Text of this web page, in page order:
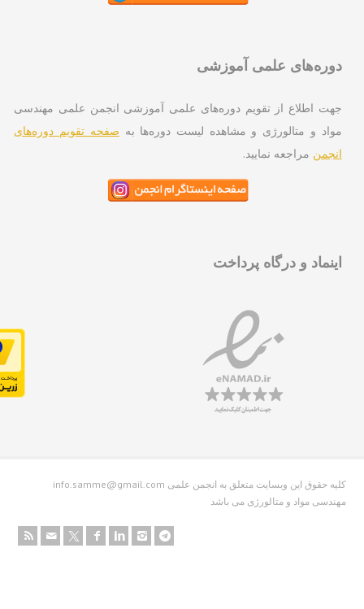
علمی آموزشی
اطلاع از تقویم دوره‌های علمی آموزشی انجمن علمی مهندسی
و متالورژی و مشاهده لیست دوره‌ها بهصفحه تقویم دوره‌های
مراجعه نمایید.
و درگاه پرداخت
info.samme@gmail.com کلیه حقوق این وبسایت متعلق به انجمن علمی
مواد و متالورژی می باشد